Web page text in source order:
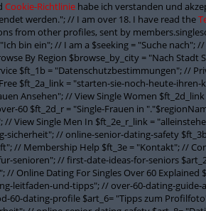
Cookie-Richtlinie habe ich verstanden und
werden."; // I am over 18. I have read the
from other profiles, sent by
bin ein"; // I am a $seeking = "Suche
By Region $browse_by_city = "Nach
$ft_1b = "Datenschutzbestimmungen"; //
$ft_2a_link = "starten-sie-noch-heute-
Ansehen"; // View Single Women
60 $ft_2d_r = "Single-Frauen in
// View Single Men In $ft_2e_r_link =
sicherheit"; // online-senior-dating-safety
// Membership Help $ft_3e = "Kontakt"; //
senioren"; // first-date-ideas-for-seniors
// Online Dating For Singles Over 60
leitfaden-und-tipps"; // over-60-dating-
60-dating-profile $art_6= "Tipps zum